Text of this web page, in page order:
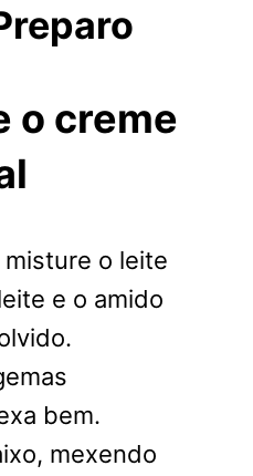
o creme
misture o leite
e o amido
bem.
mexendo